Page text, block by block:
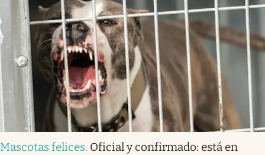
Mascotas felices. Oficial y confirmado: está en